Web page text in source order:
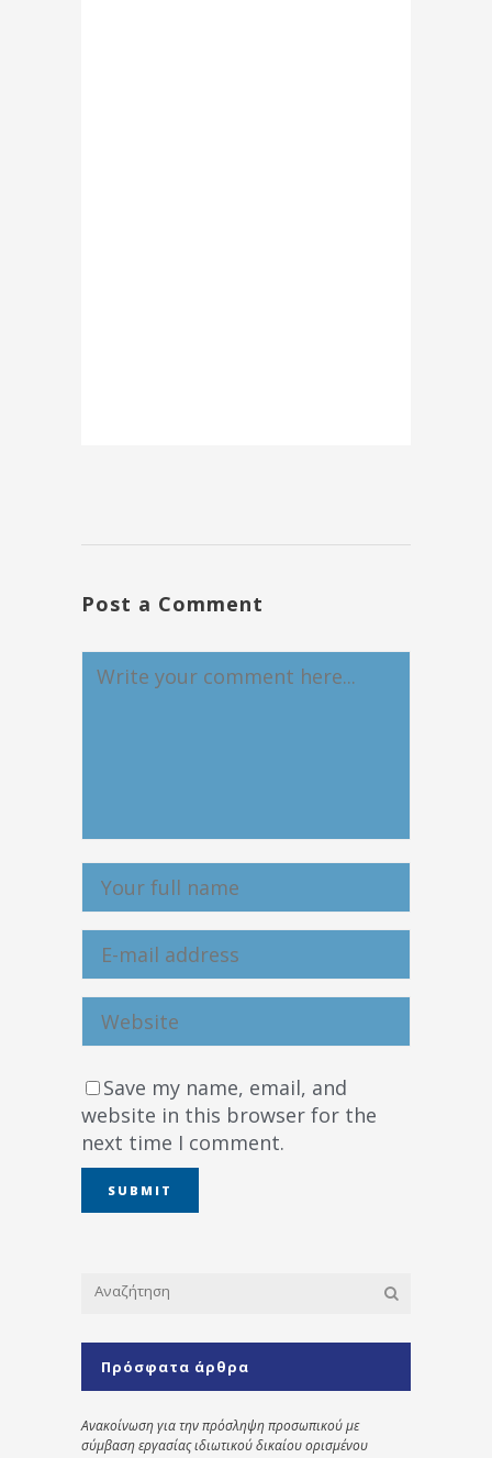
Post a Comment
Save my name, email, and
website in this browser for the
next time I comment.
Πρόσφατα άρθρα
Ανακοίνωση για την πρόσληψη προσωπικού με
σύμβαση εργασίας ιδιωτικού δικαίου ορισμένου